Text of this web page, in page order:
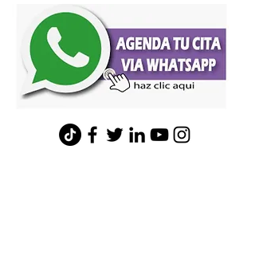
minefrologo@gmail.com